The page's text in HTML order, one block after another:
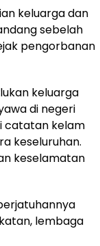
keluarga dan
sebelah
pengorbanan
keluarga
di negeri
catatan kelam
keseluruhan.
keselamatan
lembaga